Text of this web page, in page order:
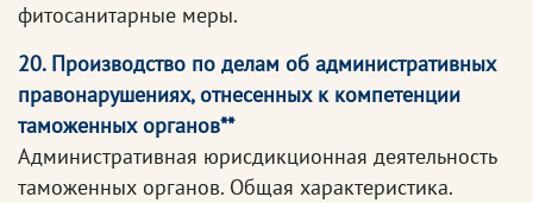
фитосанитарные меры.
20. Производство по делам об административных
правонарушениях, отнесенных к компетенции
таможенных органов**
Административная юрисдикционная деятельность
таможенных органов. Общая характеристика.